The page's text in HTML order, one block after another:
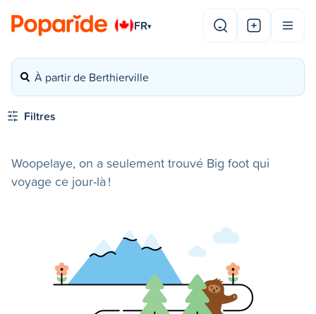
FR▾
À partir de Berthierville
Filtres
Woopelaye, on a seulement trouvé Big foot qui
voyage ce jour-là !